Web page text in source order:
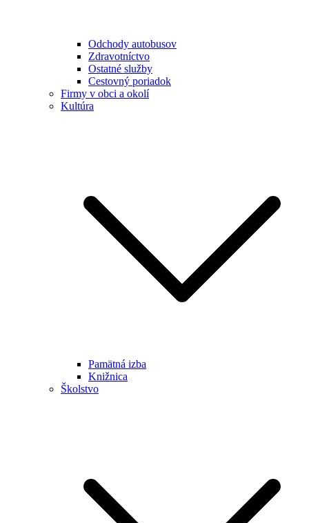
Odchody autobusov
Zdravotníctvo
Ostatné služby
Cestovný poriadok
Firmy v obci a okolí
Kultúra
Pamätná izba
Knižnica
Školstvo